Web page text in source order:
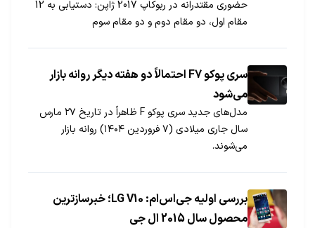
حضوری مقتدرانه در ربوکاپ 2017 ژاپن: دستیابی به 12
مقام اول، دو مقام دوم و دو مقام سوم
سری پوکو F7 احتمالاً دو هفته دیگر روانه بازار
می‌شود
مدل‌های جدید سری پوکو F ظاهراً در تاریخ ۲۷ مارس
سال جاری میلادی (۷ فروردین ۱۴۰۴) روانه بازار
می‌شوند.
بررسی اولیه جی‌اس‌ام: LG V10؛ خبرسازترین
محصول سال 2015 ال جی